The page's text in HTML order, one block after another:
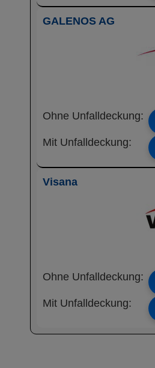
GALENOS AG
Ohne Unfalldeckung:
Mit Unfalldeckung:
Visana
Ohne Unfalldeckung:
Mit Unfalldeckung: